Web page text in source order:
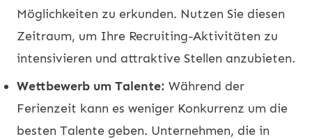
Möglichkeiten zu erkunden. Nutzen Sie diesen
Zeitraum, um Ihre Recruiting-Aktivitäten zu
intensivieren und attraktive Stellen anzubieten.
Wettbewerb um Talente: Während der
Ferienzeit kann es weniger Konkurrenz um die
besten Talente geben. Unternehmen, die in